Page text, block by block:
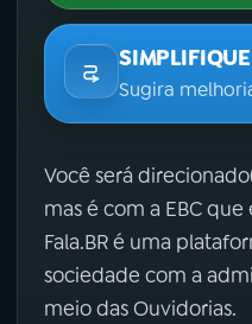
SIMPLIFIQUE
Sugira
Você será
mas é com a EBC
Fala.BR é uma
sociedade com a
meio das Ouvidorias.